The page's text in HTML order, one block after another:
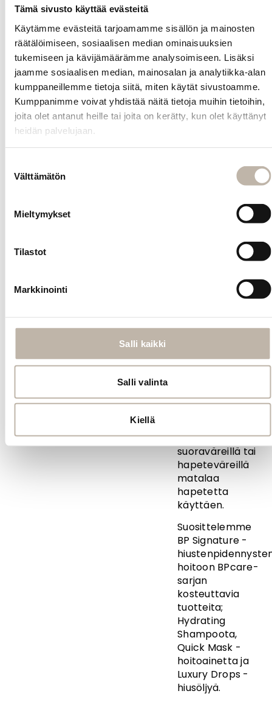
Tämä sivusto käyttää evästeitä
Käytämme evästeitä tarjoamamme sisällön ja mainosten
räätälöimiseen, sosiaalisen median ominaisuuksien
tukemiseen ja kävijämäärämme analysoimiseen. Lisäksi
jaamme sosiaalisen median, mainosalan ja analytiikka-alan
kumppaneillemme tietoja siitä, miten käytät sivustoamme.
Kumppanimme voivat yhdistää näitä tietoja muihin tietoihin,
joita olet antanut heille tai joita on kerätty, kun olet käyttänyt
heidän palvelujaan.
valinta
Välttämätön
Mieltymykset
Tilastot
Markkinointi
Salli kaikki
Salli valinta
Kiellä
halutusta
lopputuloksesta
ja omien hiusten
pituudesta
riippuen.
Beaded weft -
tekniikalla
huomaamattomat
ja miellyttävät
Pidennykset
sulautuvat omiin
luonnollisesti ja
muotoilla kuten
omiakin hiuksia;
matalalla max.
lämpötilalla,
usein
lämpö riittää. BP
voi sävyttää
suoraväreillä tai
hapeteväreillä
matalaa
hapetetta
käyttäen.
Suosittelemme
BP Signature -
hoitoon BPcare-
sarjan
kosteuttavia
tuotteita;
Hydrating
Shampoota,
Quick Mask -
hoitoainettaja
Luxury Drops -
hiusöljyä.